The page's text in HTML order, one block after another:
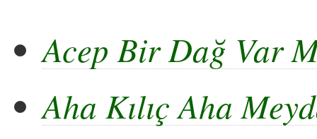
Acep Bir Dağ Var
Aha Kılıç Aha